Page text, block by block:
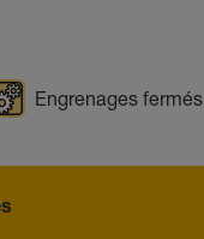
Engrenages fermés